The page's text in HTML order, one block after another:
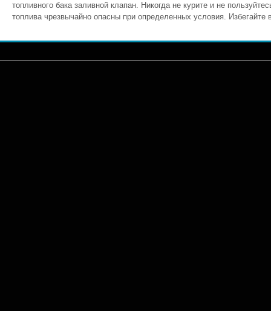
топливного бака заливной клапан. Никогда не курите и не
топлива чрезвычайно опасны при определенных условия. Избегайте